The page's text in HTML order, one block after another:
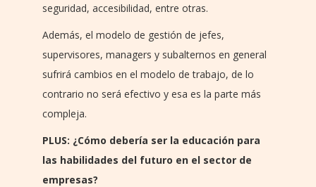
seguridad, accesibilidad, entre otras.
Además, el modelo de gestión de jefes,
supervisores, managers y subalternos en general
sufrirá cambios en el modelo de trabajo, de lo
contrario no será efectivo y esa es la parte más
compleja.
PLUS: ¿Cómo debería ser la educación para
las habilidades del futuro en el sector de
empresas?